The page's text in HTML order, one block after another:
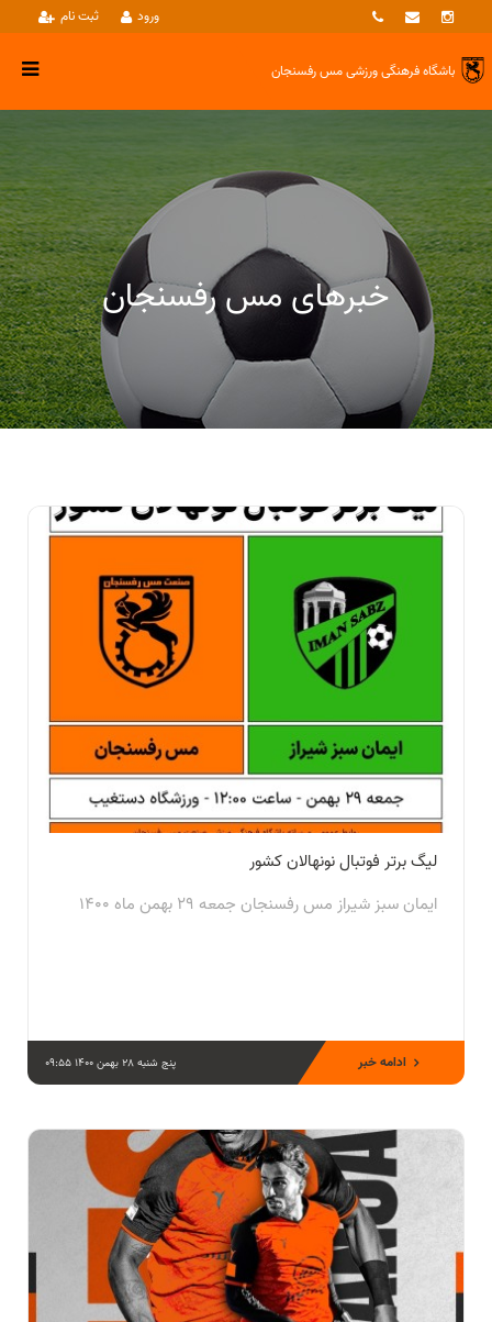
ثبت نام ورود
باشگاه فرهنگی ورزشیمس رفسنجان
خبرهای مس رفسنجان
خبرها
لیگ برتر فوتبال نونهالان کشور
ایمان سبز شیراز مس رفسنجان جمعه 29 بهمن ماه 1400
پنج شنبه 28 بهمن 1400 09:55 ادامه خبر